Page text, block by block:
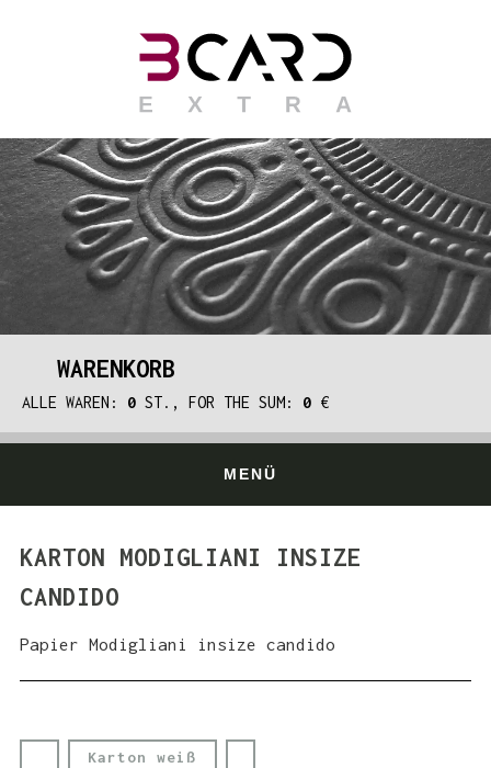
WARENKORB
ALLE WAREN: 0 ST., FOR THE SUM: 0 €
MENÜ
KARTON MODIGLIANI INSIZE
CANDIDO
Papier Modigliani insize candido
Karton weiß